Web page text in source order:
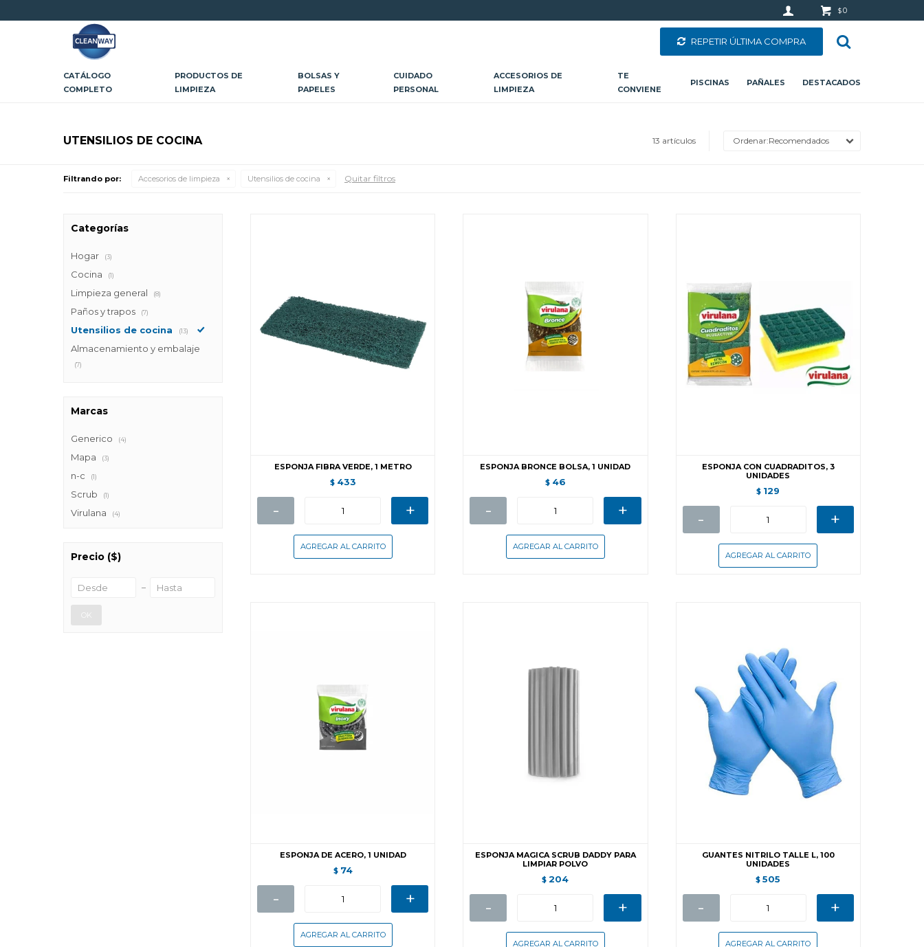
CATÁLOGO
COMPLETO
PRODUCTOS DE
LIMPIEZA
BOLSAS Y
PAPELES
CUIDADO
PERSONAL
ACCESORIOS DE
LIMPIEZA
TE
CONVIENE
PISCINAS PAÑALES DESTACADOS
REPETIR ÚLTIMA COMPRA
$0
UTENSILIOS DE COCINA 13 artículos Recomendados
Filtrando por: Accesorios de limpieza Utensilios de cocina Quitar filtros
ESPONJA FIBRA VERDE, 1 METRO
$ 433
- +
ESPONJA BRONCE BOLSA, 1 UNIDAD
$ 46
- +
ESPONJA CON CUADRADITOS, 3
UNIDADES
$ 129
- +
ESPONJA DE ACERO, 1 UNIDAD
$ 74
- +
ESPONJA MAGICA SCRUB DADDY PARA
LIMPIAR POLVO
$ 204
- +
GUANTES NITRILO TALLE L, 100
UNIDADES
$ 505
- +
Categorías
Hogar (3)
Cocina (1)
Limpieza general (8)
Paños y trapos (7)
Utensilios de cocina (13)
Almacenamiento y embalaje
(7)
Marcas
Generico (4)
Mapa (3)
n-c (1)
Scrub (1)
Virulana (4)
Precio ($)
OK